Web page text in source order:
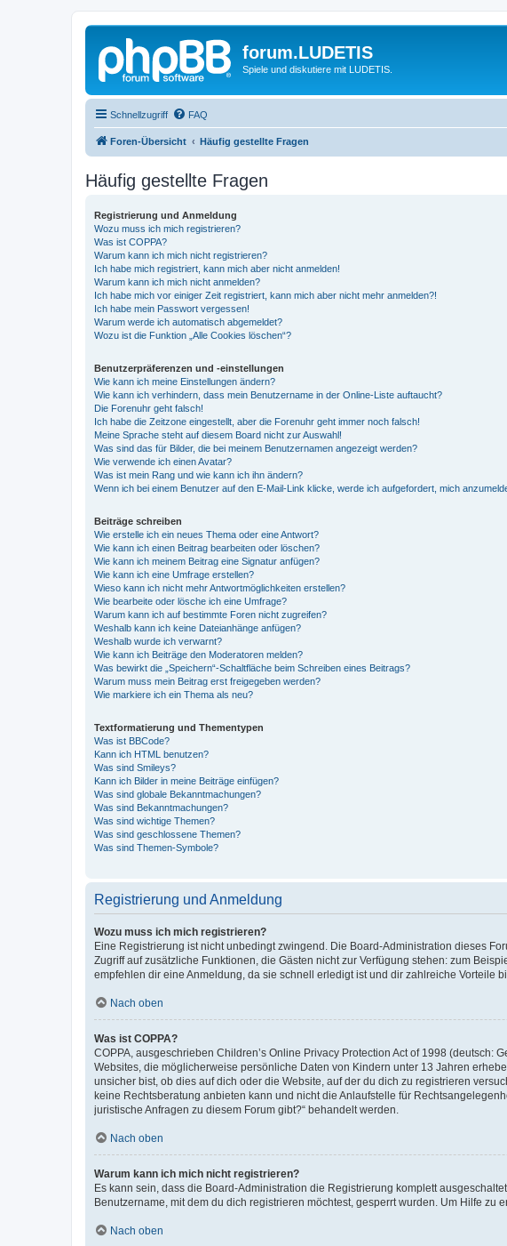
forum.LUDETIS
Spiele und diskutiere mit LUDETIS.
Schnellzugriff FAQ
Foren-Übersicht Häufig gestellte Fragen
Häufig gestellte Fragen
Registrierung und Anmeldung
Wozu muss ich mich registrieren?
Was ist COPPA?
Warum kann ich mich nicht registrieren?
Ich habe mich registriert, kann mich aber nicht anmelden!
Warum kann ich mich nicht anmelden?
Ich habe mich vor einiger Zeit registriert, kann mich aber nicht mehr anmelden?!
Ich habe mein Passwort vergessen!
Warum werde ich automatisch abgemeldet?
Wozu ist die Funktion „Alle Cookies löschen“?
Benutzerpräferenzen und -einstellungen
Wie kann ich meine Einstellungen ändern?
Wie kann ich verhindern, dass mein Benutzername in der Online-Liste auftaucht?
Die Forenuhr geht falsch!
Ich habe die Zeitzone eingestellt, aber die Forenuhr geht immer noch falsch!
Meine Sprache steht auf diesem Board nicht zur Auswahl!
Was sind das für Bilder, die bei meinem Benutzernamen angezeigt werden?
Wie verwende ich einen Avatar?
Was ist mein Rang und wie kann ich ihn ändern?
Wenn ich bei einem Benutzer auf den E-Mail-Link klicke, werde ich aufgefordert, mich
Beiträge schreiben
Wie erstelle ich ein neues Thema oder eine Antwort?
Wie kann ich einen Beitrag bearbeiten oder löschen?
Wie kann ich meinem Beitrag eine Signatur anfügen?
Wie kann ich eine Umfrage erstellen?
Wieso kann ich nicht mehr Antwortmöglichkeiten erstellen?
Wie bearbeite oder lösche ich eine Umfrage?
Warum kann ich auf bestimmte Foren nicht zugreifen?
Weshalb kann ich keine Dateianhänge anfügen?
Weshalb wurde ich verwarnt?
Wie kann ich Beiträge den Moderatoren melden?
Was bewirkt die „Speichern“-Schaltfläche beim Schreiben eines Beitrags?
Warum muss mein Beitrag erst freigegeben werden?
Wie markiere ich ein Thema als neu?
Textformatierung und Thementypen
Was ist BBCode?
Kann ich HTML benutzen?
Was sind Smileys?
Kann ich Bilder in meine Beiträge einfügen?
Was sind globale Bekanntmachungen?
Was sind Bekanntmachungen?
Was sind wichtige Themen?
Was sind geschlossene Themen?
Was sind Themen-Symbole?
Registrierung und Anmeldung
Wozu muss ich mich registrieren?
Eine Registrierung ist nicht unbedingt zwingend. Die Board-Administration dieses
Zugriff auf zusätzliche Funktionen, die Gästen nicht zur Verfügung stehen: zum
empfehlen dir eine Anmeldung, da sie schnell erledigt ist und dir zahlreiche Vorteile
Nach oben
Was ist COPPA?
COPPA, ausgeschrieben Children’s Online Privacy Protection Act of 1998 (deutsch:
Websites, die möglicherweise persönliche Daten von Kindern unter 13 Jahren
unsicher bist, ob dies auf dich oder die Website, auf der du dich zu registrieren
keine Rechtsberatung anbieten kann und nicht die Anlaufstelle für
juristische Anfragen zu diesem Forum gibt?“ behandelt werden.
Nach oben
Warum kann ich mich nicht registrieren?
Es kann sein, dass die Board-Administration die Registrierung komplett
Benutzername, mit dem du dich registrieren möchtest, gesperrt wurden. Um Hilfe zu
Nach oben